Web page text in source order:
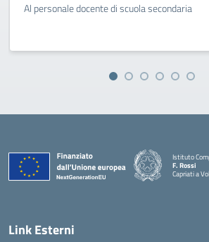
Al personale docente di scuola secondaria
Istituto
F. Rossi
Capriati a
— Visita la
Link Esterni